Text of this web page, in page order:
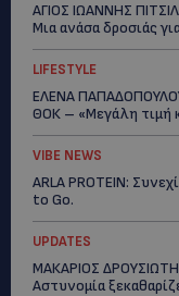
ΑΓΙΟΣ ΙΩΑΝΝΗΣ
Μια ανάσα δροσιάς
LIFESTYLE
ΕΛΕΝΑ
ΘΟΚ – «Μεγάλη τιμή
VIBE NEWS
ARLA PROTEIN:
to Go.
UPDATES
ΜΑΚΑΡΙΟΣ
Αστυνομία